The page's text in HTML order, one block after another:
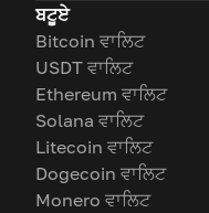
ਬਟੂਏ
Bitcoin ਵਾਲਿਟ
USDT ਵਾਲਿਟ
Ethereum ਵਾਲਿਟ
Solana ਵਾਲਿਟ
Litecoin ਵਾਲਿਟ
Dogecoin ਵਾਲਿਟ
Monero ਵਾਲਿਟ